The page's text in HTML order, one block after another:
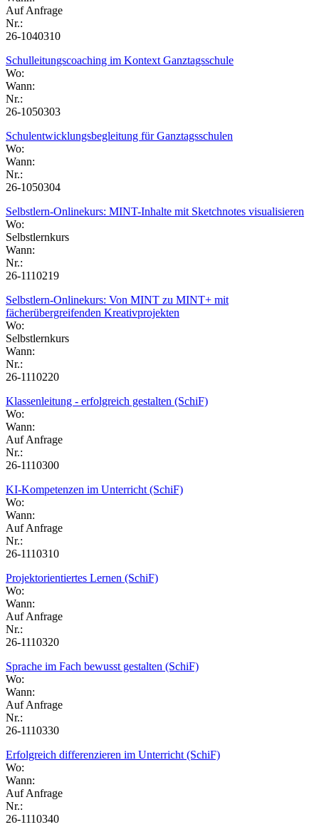
Auf Anfrage
Nr.:
26-1040310
Schulleitungscoaching im Kontext Ganztagsschule
Wo:
Wann:
Nr.:
26-1050303
Schulentwicklungsbegleitung für Ganztagsschulen
Wo:
Wann:
Nr.:
26-1050304
Selbstlern-Onlinekurs: MINT-Inhalte mit Sketchnotes visualisieren
Wo:
Selbstlernkurs
Wann:
Nr.:
26-1110219
Selbstlern-Onlinekurs: Von MINT zu MINT+ mit
fächerübergreifenden Kreativprojekten
Wo:
Selbstlernkurs
Wann:
Nr.:
26-1110220
Klassenleitung - erfolgreich gestalten (SchiF)
Wo:
Wann:
Auf Anfrage
Nr.:
26-1110300
KI-Kompetenzen im Unterricht (SchiF)
Wo:
Wann:
Auf Anfrage
Nr.:
26-1110310
Projektorientiertes Lernen (SchiF)
Wo:
Wann:
Auf Anfrage
Nr.:
26-1110320
Sprache im Fach bewusst gestalten (SchiF)
Wo:
Wann:
Auf Anfrage
Nr.:
26-1110330
Erfolgreich differenzieren im Unterricht (SchiF)
Wo:
Wann:
Auf Anfrage
Nr.:
26-1110340